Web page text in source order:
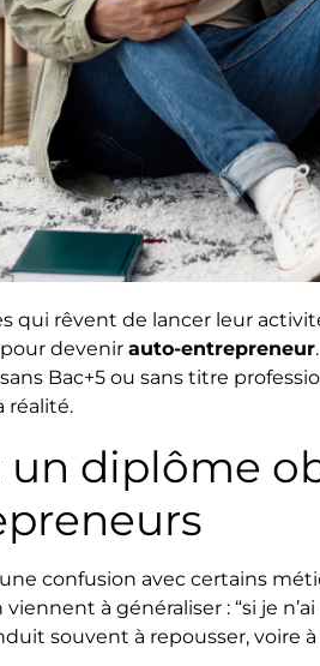
qui rêvent de lancer leur
devenir auto-entrepreneur
Bac+5 ou sans titre
réalité.
un diplôme
confusion avec certains
à généraliser : “si je
souvent à repousser,